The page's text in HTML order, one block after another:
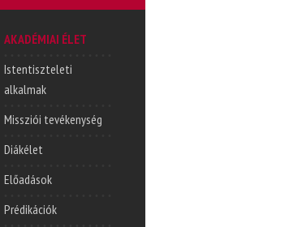
AKADÉMIAI ÉLET
Istentiszteleti
alkalmak
Missziói tevékenység
Diákélet
Előadások
Prédikációk